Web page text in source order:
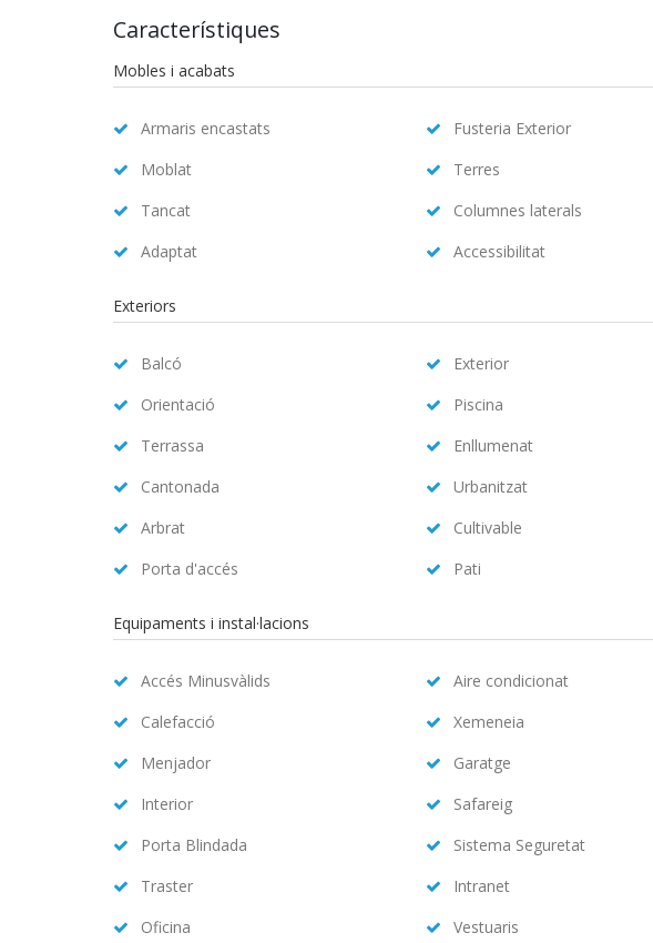
Característiques
Mobles i acabats
Armaris encastats Fusteria Exterior
Moblat
Terres
Tancat
Columnes laterals
Adaptat
Accessibilitat
Exteriors
Balcó Exterior
Orientació
Piscina
Terrassa
Enllumenat
Cantonada
Urbanitzat
Arbrat
Cultivable
Porta d'accés
Pati
Equipaments i instal·lacions
Accés Minusvàlids Aire condicionat
Calefacció
Xemeneia
Menjador
Garatge
Interior
Safareig
Porta Blindada
Sistema Seguretat
Traster
Intranet
Oficina
Vestuaris